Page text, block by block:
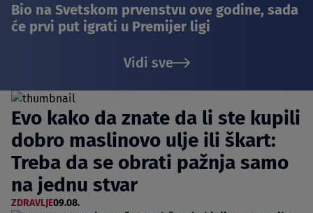
Bio na Svetskom prvenstvu ove godine, sada
će prvi put igrati u Premijer ligi
Vidi sve
Evo kako da znate da li ste kupili
dobro maslinovo ulje ili škart:
Treba da se obrati pažnja samo
na jednu stvar
ZDRAVLJE09.08.